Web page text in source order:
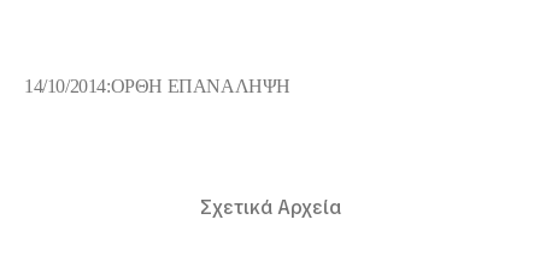
14/10/2014:ΟΡΘΗ ΕΠΑΝΑΛΗΨΗ
Σχετικά Αρχεία